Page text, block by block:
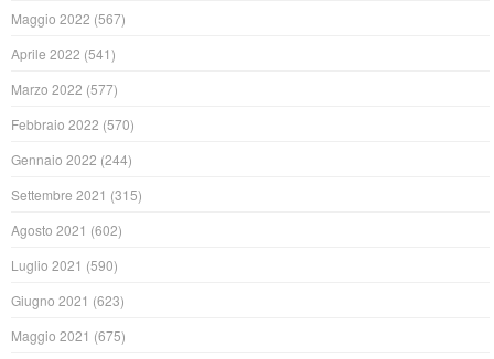
Maggio 2022 (567)
Aprile 2022 (541)
Marzo 2022 (577)
Febbraio 2022 (570)
Gennaio 2022 (244)
Settembre 2021 (315)
Agosto 2021 (602)
Luglio 2021 (590)
Giugno 2021 (623)
Maggio 2021 (675)